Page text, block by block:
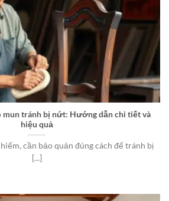
mun tránh bị nứt: Hướng dẫn chi tiết và
hiệu quả
cần bảo quản đúng cách để tránh bị
[...]